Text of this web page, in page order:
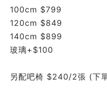
100cm $799
120cm $849
140cm $899
玻璃+$100
另配吧椅 $240/2張 (下